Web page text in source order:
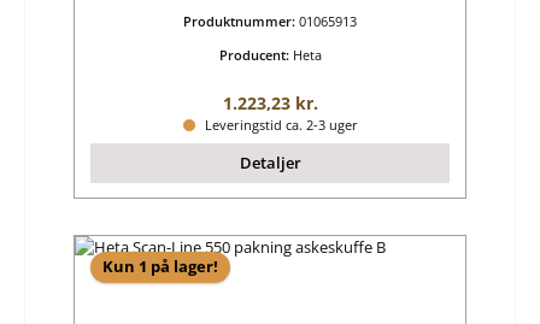
Produktnummer: 01065913
Producent: Heta
Almindelig pris:
1.223,23 kr.
Leveringstid ca. 2-3 uger
Detaljer
Kun 1 på lager!